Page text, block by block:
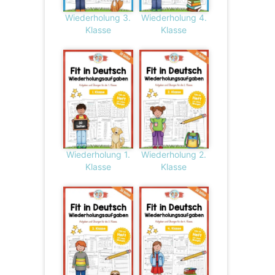
Wiederholung 3.
Klasse
Wiederholung 4.
Klasse
Wiederholung 1.
Klasse
Wiederholung 2.
Klasse